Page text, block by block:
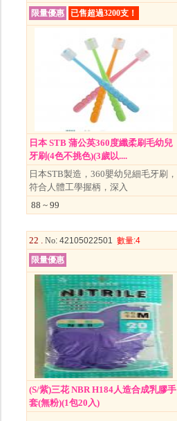
限量優惠
已售超過3200支！
日本 STB 蒲公英360度纖柔刷毛幼兒
牙刷(4色不挑色)(3歲以....
日本STB製造，360嬰幼兒細毛牙刷，
符合人體工學握柄，深入
88 ~ 99
22 . No: 42105022501 數量:4
限量優惠
(S/紫)三花 NBR H184人造合成乳膠手
套(無粉)(1包20入)